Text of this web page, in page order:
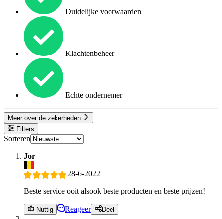
Duidelijke voorwaarden
Klachtenbeheer
Echte ondernemer
Meer over de zekerheden
Filters
Sorteren
Jor
28-6-2022
Beste service ooit alsook beste producten en beste prijzen!
Nuttig Reageer Deel